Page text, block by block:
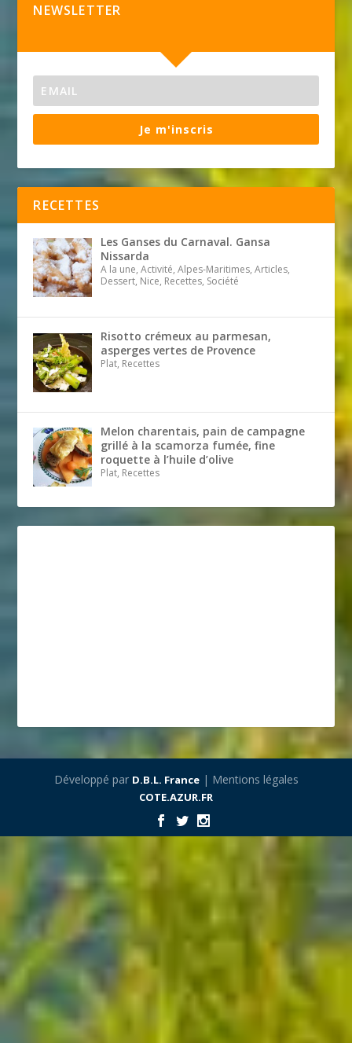
NEWSLETTER
Je m'inscris
RECETTES
Les Ganses du Carnaval. Gansa
Nissarda
A la une, Activité, Alpes-Maritimes, Articles,
Dessert, Nice, Recettes, Société
Risotto crémeux au parmesan,
asperges vertes de Provence
Plat, Recettes
Melon charentais, pain de campagne
grillé à la scamorza fumée, fine
roquette à l’huile d’olive
Plat, Recettes
Développé par D.B.L. France| Mentions légales
COTE.AZUR.FR